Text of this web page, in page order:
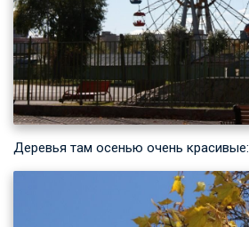
Деревья там осенью очень красивые: